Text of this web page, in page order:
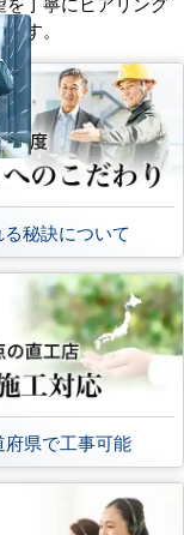
す。
秘訣について
府県で工事可能